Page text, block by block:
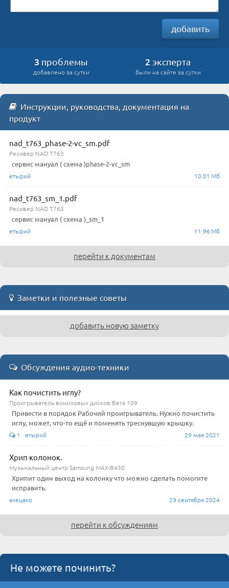
добавить
3 проблемы
добавлено за сутки
2 эксперта
были на сайте за сутки
Инструкции, руководства, документация на
продукт
nad_t763_phase-2-vc_sm.pdf
Ресивер NAD T763
сервис мануал ( схема )phase-2-vc_sm
етырий 10.01 Мб
nad_t763_sm_1.pdf
Ресивер NAD T763
сервис мануал ( схема )_sm_1
етырий 11.96 Мб
перейти к документам
Заметки и полезные советы
добавить новую заметку
Обсуждения аудио-техники
Как почистить иглу?
Проигрыватель виниловых дисков Вега 109
Привести в порядок Рабочий проигрыватель. Нужно почистить
иглу, может, что-то ещё и поменять треснувшую крышку.
1 етырий 29 мая 2021
Хрип колонок.
Музыкальный центр Samsung MAX-B450
Хрипит один выход на колонку что можно сделать помогите
исправить.
ахецако 29 сентября 2024
перейти к обсуждениям
Не можете починить?